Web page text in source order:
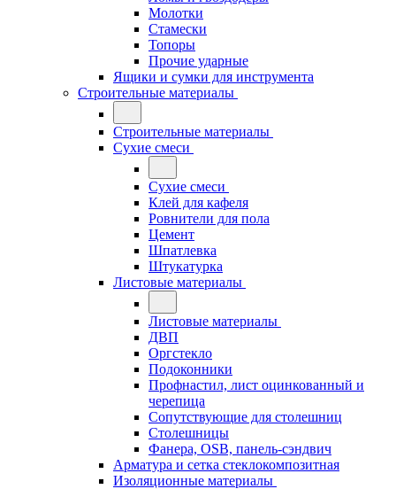
Молотки
Стамески
Топоры
Прочие ударные
Ящики и сумки для инструмента
Строительные материалы
Строительные материалы
Сухие смеси
Сухие смеси
Клей для кафеля
Ровнители для пола
Цемент
Шпатлевка
Штукатурка
Листовые материалы
Листовые материалы
ДВП
Оргстекло
Подоконники
Профнастил, лист оцинкованный и
черепица
Сопутствующие для столешниц
Столешницы
Фанера, OSB, панель-сэндвич
Арматура и сетка стеклокомпозитная
Изоляционные материалы